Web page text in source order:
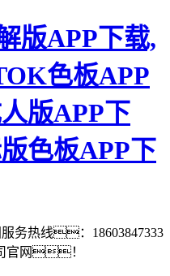
版APP下载,
色板APP
版APP下
色板APP下
务热线：18603847333
官网！